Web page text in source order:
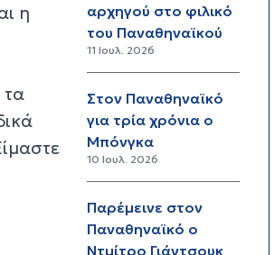
η
τα
αρχηγού στο φιλικό
του Παναθηναϊκού
11 Ιουλ. 2026
Στον Παναθηναϊκό
για τρία χρόνια ο
Μπόνγκα
10 Ιουλ. 2026
Παρέμεινε στον
Παναθηναϊκό ο
Ντμίτρο Γιάντσουκ